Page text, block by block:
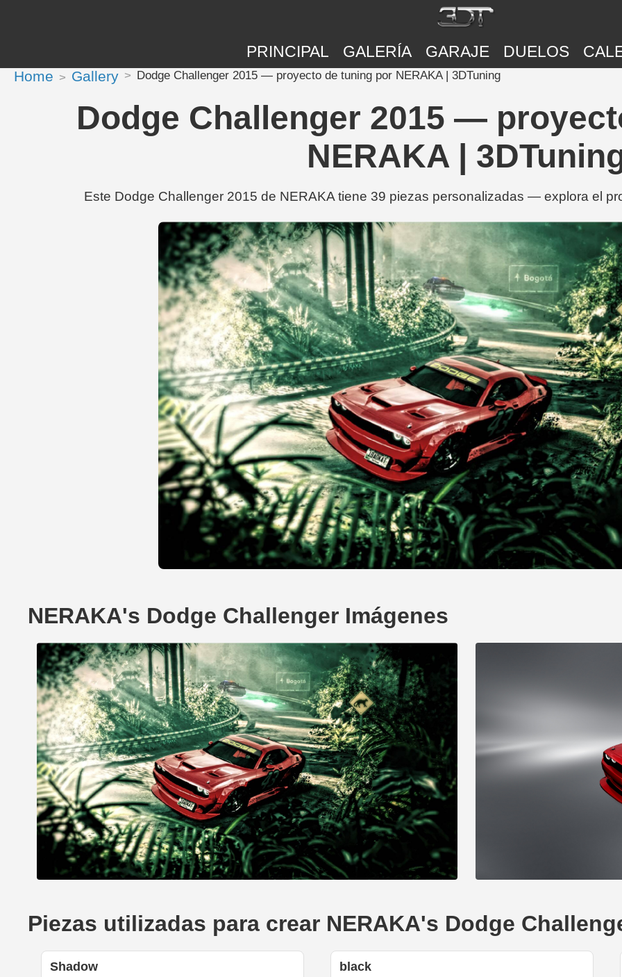
PRINCIPAL GALERÍA GARAJE DUELOS
Home Gallery Dodge Challenger 2015 — proyecto de tuning por NERAKA | 3DTuning
Dodge Challenger 2015 —
NERAKA |
Este Dodge Challenger 2015 de NERAKA tiene 39 piezas personalizadas — explora el
NERAKA's Dodge Challenger Imágenes
Piezas utilizadas para crear NERAKA's Dodge
Shadow black